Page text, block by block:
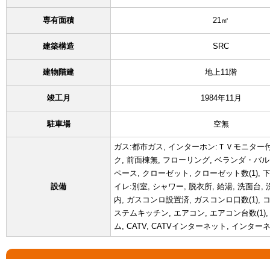
専有面積 21㎡
建築構造 SRC
建物階建 地上11階
竣工月 1984年11月
駐車場 空無
設備
ガス:都市ガス, インターホン:ＴＶモニター
ク, 前面棟無, フローリング, ベランダ・バ
ペース, クローゼット, クローゼット数(1),
イレ:別室, シャワー, 脱衣所, 給湯, 洗面台,
内, ガスコンロ設置済, ガスコンロ口数(1),
ステムキッチン, エアコン, エアコン台数
ム, CATV, CATVインターネット, インター